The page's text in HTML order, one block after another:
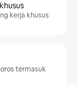
kerja khusus
termasuk